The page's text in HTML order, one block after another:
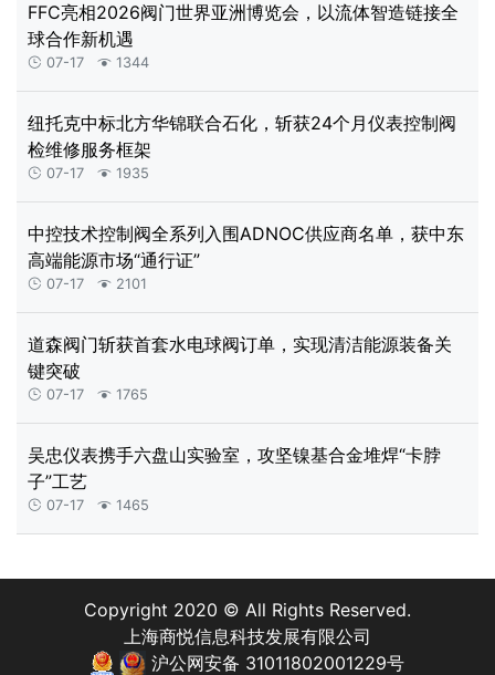
FFC亮相2026阀门世界亚洲博览会，以流体智造链接全
球合作新机遇
 07-17  1344
纽托克中标北方华锦联合石化，斩获24个月仪表控制阀
检维修服务框架
 07-17  1935
中控技术控制阀全系列入围ADNOC供应商名单，获中东
高端能源市场“通行证”
 07-17  2101
道森阀门斩获首套水电球阀订单，实现清洁能源装备关
键突破
 07-17  1765
吴忠仪表携手六盘山实验室，攻坚镍基合金堆焊“卡脖
子”工艺
 07-17  1465
Copyright 2020 © All Rights Reserved.
上海商悦信息科技发展有限公司
沪公网安备 31011802001229号